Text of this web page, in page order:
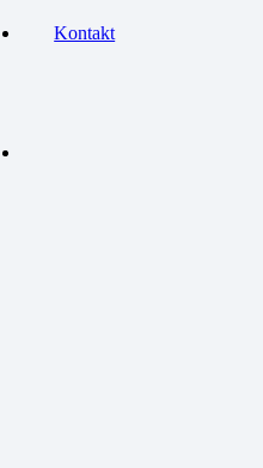
Kontakt